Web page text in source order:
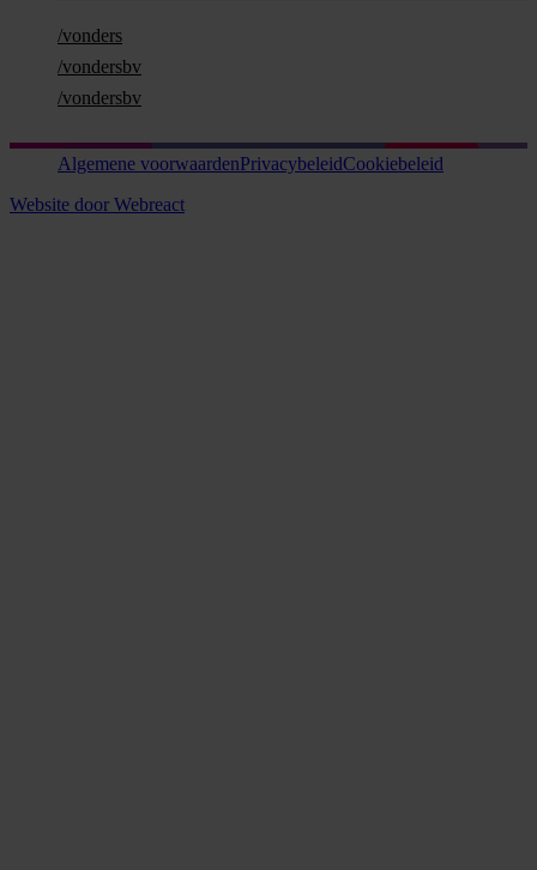
/vonders
/vondersbv
/vondersbv
Algemene voorwaardenPrivacybeleidCookiebeleid
Website door Webreact